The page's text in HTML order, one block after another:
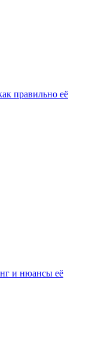
правильно её
и нюансы её